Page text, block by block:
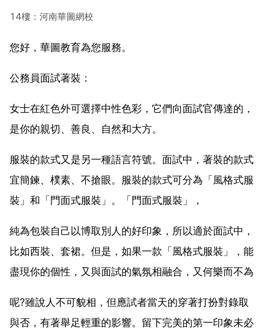
14樓：河南華圖網校
您好，華圖教育為您服務。
公務員面試著裝：
女士在紅色外可選擇中性色彩，它們向面試官傳達的，
是你的親切、善良、自然和大方。
服裝的款式又是另一種語言符號。面試中，著裝的款式
宜簡鍊、樸素、不搶眼。服裝的款式可分為「風格式服
裝」和「門面式服裝」。「門面式服裝」，
純為包裝自己以博取別人的好印象，所以適於面試中，
比如西裝、套裙。但是，如果一款「風格式服裝」，能
盡現你的個性，又與面試的氣氛相融合，又何樂而不為
呢?雖說人不可貌相，但應試者當天的穿著打扮對錄取
與否，有著舉足輕重的影響。留下完美的第一印象未必